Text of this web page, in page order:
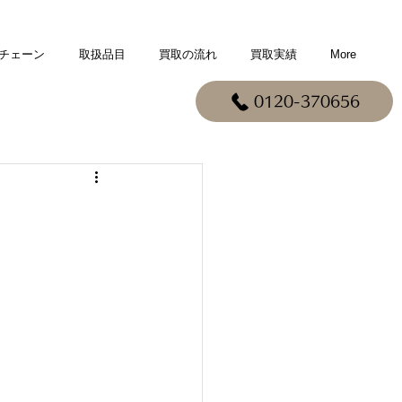
0120-370656
ェーン 取扱品目 買取の流れ 買取実績 More